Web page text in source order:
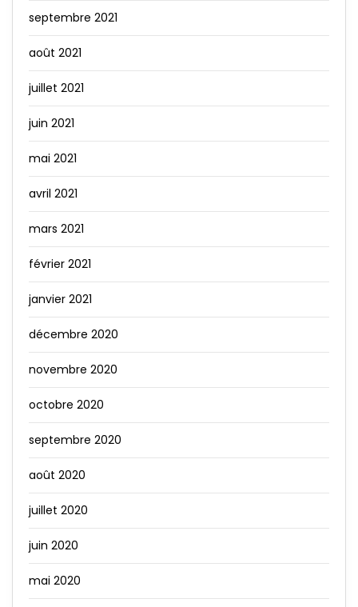
septembre 2021
août 2021
juillet 2021
juin 2021
mai 2021
avril 2021
mars 2021
février 2021
janvier 2021
décembre 2020
novembre 2020
octobre 2020
septembre 2020
août 2020
juillet 2020
juin 2020
mai 2020